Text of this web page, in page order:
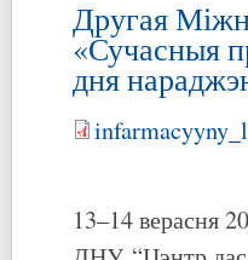
Другая
«Сучасныя
дня
13–14 верасня